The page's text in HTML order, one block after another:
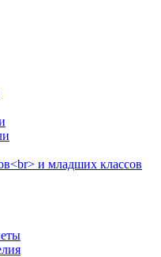
и младших классов